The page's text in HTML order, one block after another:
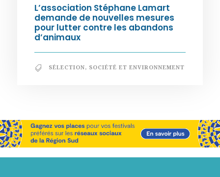
L’association Stéphane Lamart
demande de nouvelles mesures
pour lutter contre les abandons
d’animaux
SÉLECTION, SOCIÉTÉ ET ENVIRONNEMENT